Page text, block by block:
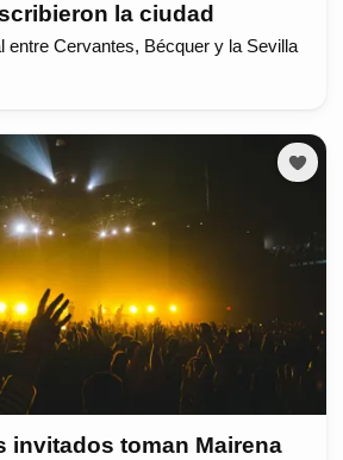
la ciudad
entre Cervantes, Bécquer y la Sevilla
invitados toman Mairena